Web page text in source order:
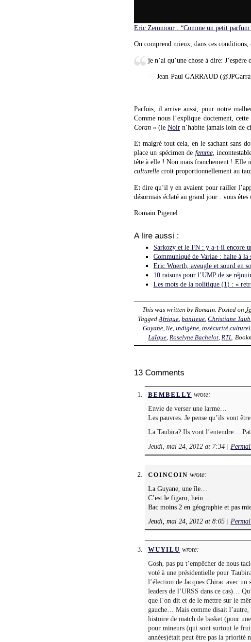
Eric Zemmour : “Comme un petit parfum
On comprend mieux, dans ces
je n’ai qu’une chose à dire:
— Jean-Paul GARRAUD
Parfois, il arrive aussi, pour notre
Comme nous l’explique doctement,
Coran » (le Noir n’habite jamais loin de
Et malgré tout cela, en le sachant sans
place un spécimen de femme,
tête à elle ! Non mais franchement ! Elle
culturelle croit proportionnellement au
Et dire qu’il y en avaient pour railler
désormais éclaté au grand jour : vous êtes
Romain Pigenel
A lire aussi :
Sarkozy et le FN : y a-t-il encore
Communiqué de Variae : halte à la
Eric Woerth, aveugle et sourd en
10 raisons pour l’UMP de se
Les mots de la politique (1) : «
This was written by Romain. Posted on
TaggedAfrique,banlieue,Christiane
Guyane, île, indigène, insécurité
Laïque,Roselyne Bachelot,RTL.
13 Comments
BEMBELLY wrote:
Envie de verser une larme…
Les pauvres. Je pense qu’ils vont
La Taubira? Ils vont l’entendre…
Jeudi, mai 24, 2012 at 7:34 |
COINCOIN wrote:
La Guyane, une île…
C’est le figaro, hein…
Bac moins 2 en géographie et pas
Jeudi, mai 24, 2012 at 8:05 |
WUYILU wrote:
Gosh, pas pu t’empêcher de nous
voté à une présidentielle pour
l’élection de Jacques Chirac avec
leaders de l’URSS dans ce cas)…
que l’on dit et de le mettre sur le
gauche… Mais comme disait
histoire de match de basket (pour
pour mineurs (qui sont surtout le
années)était peut être pas la priorité